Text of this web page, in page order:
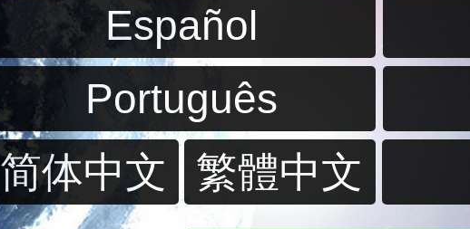
Español
Português
简体中文
繁體中文